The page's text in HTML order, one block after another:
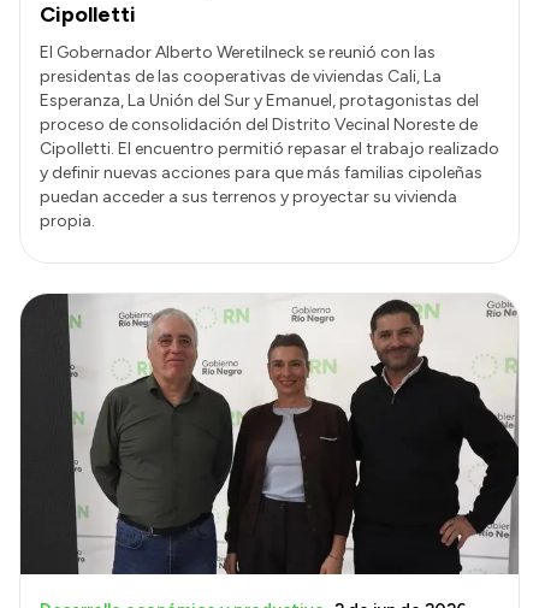
Cipolletti
El Gobernador Alberto Weretilneck se reunió con las
presidentas de las cooperativas de viviendas Cali, La
Esperanza, La Unión del Sur y Emanuel, protagonistas del
proceso de consolidación del Distrito Vecinal Noreste de
Cipolletti. El encuentro permitió repasar el trabajo realizado
y definir nuevas acciones para que más familias cipoleñas
puedan acceder a sus terrenos y proyectar su vivienda
propia.